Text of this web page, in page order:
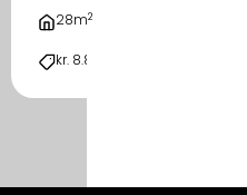
28m2
kr. 8.850,-